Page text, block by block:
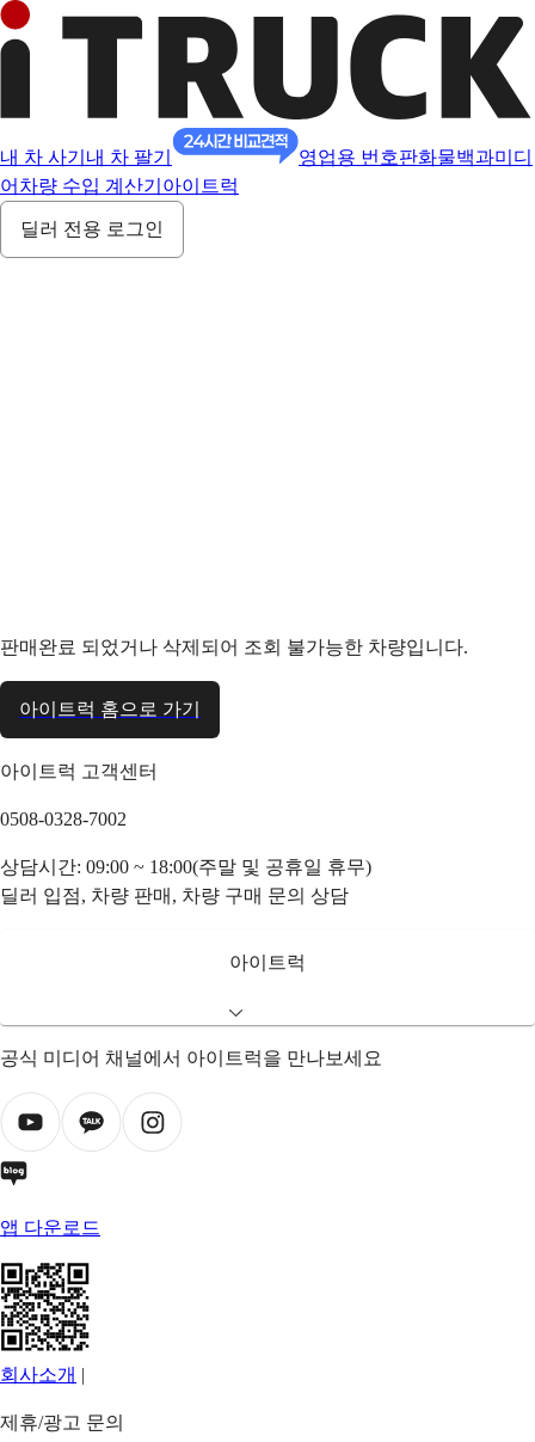
내 차 사기 내 차 팔기 영업용 번호판화물백과미디
어 차량 수입 계산기 아이트럭
딜러 전용 로그인
판매완료 되었거나 삭제되어 조회 불가능한 차량입니다.
아이트럭 홈으로 가기
아이트럭 고객센터
0508-0328-7002
상담시간: 09:00 ~ 18:00(주말 및 공휴일 휴무)
딜러 입점, 차량 판매, 차량 구매 문의 상담
아이트럭
공식 미디어 채널에서 아이트럭을 만나보세요
앱 다운로드
회사소개 |
제휴/광고 문의